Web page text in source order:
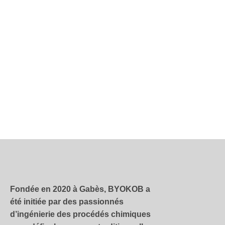
Fondée en 2020 à Gabès, BYOKOB a
été initiée par des passionnés
d’ingénierie des procédés chimiques